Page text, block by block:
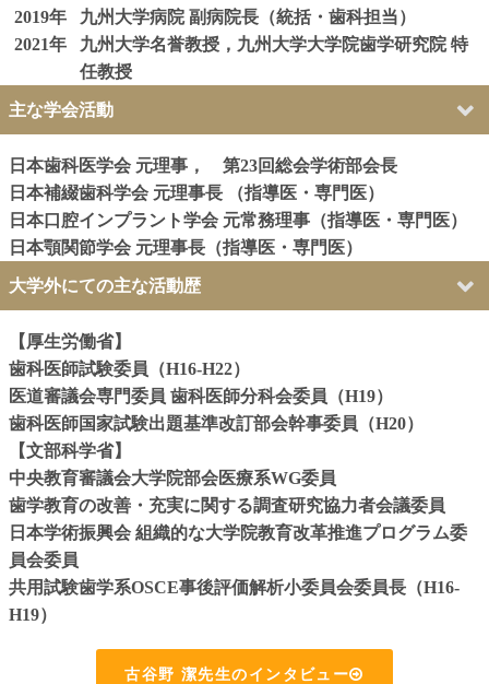
2019年
九州大学病院 副病院長（統括・歯科担当）
2021年
九州大学名誉教授，九州大学大学院歯学研究院 特
任教授
主な学会活動
日本歯科医学会 元理事， 第23回総会学術部会長
日本補綴歯科学会 元理事長 （指導医・専門医）
日本口腔インプラント学会 元常務理事（指導医・専門医）
日本顎関節学会 元理事長（指導医・専門医）
大学外にての主な活動歴
【厚生労働省】
歯科医師試験委員（H16-H22）
医道審議会専門委員 歯科医師分科会委員（H19）
歯科医師国家試験出題基準改訂部会幹事委員（H20）
【文部科学省】
中央教育審議会大学院部会医療系WG委員
歯学教育の改善・充実に関する調査研究協力者会議委員
日本学術振興会 組織的な大学院教育改革推進プログラム委
員会委員
共用試験歯学系OSCE事後評価解析小委員会委員長（H16-
H19）
古谷野 潔先生のインタビュー